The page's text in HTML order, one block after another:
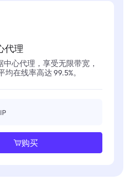
代理
心代理，享受无限带宽，
均在线率高达 99.5%。
购买